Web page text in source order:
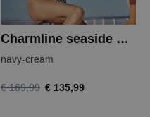
Charmline seaside dining badpak
navy-cream
€ 169,99 € 135,99